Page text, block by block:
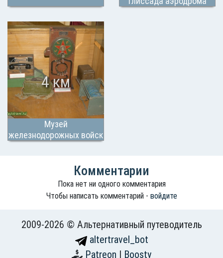
Музей
железнодорожных войск
4 км
Комментарии
Пока нет ни одного комментария
Чтобы написать комментарий - войдите
2009-2026 © Альтернативный путеводитель
altertravel_bot
Patreon | Boosty